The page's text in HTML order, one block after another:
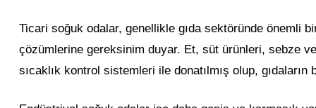
Ticari soğuk odalar, genellikle gıda sektöründe önemli
çözümlerine gereksinim duyar. Et, süt ürünleri, sebze
sıcaklık kontrol sistemleri ile donatılmış olup,